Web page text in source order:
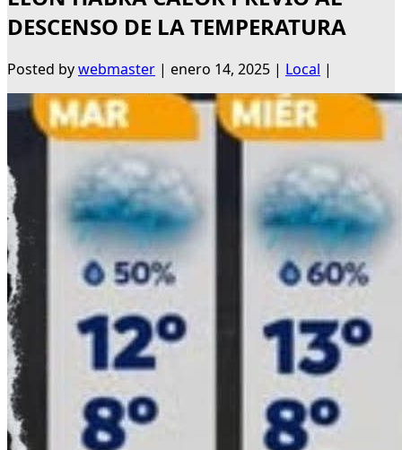
DESCENSO DE LA TEMPERATURA
Posted bywebmaster | enero 14, 2025 | Local |